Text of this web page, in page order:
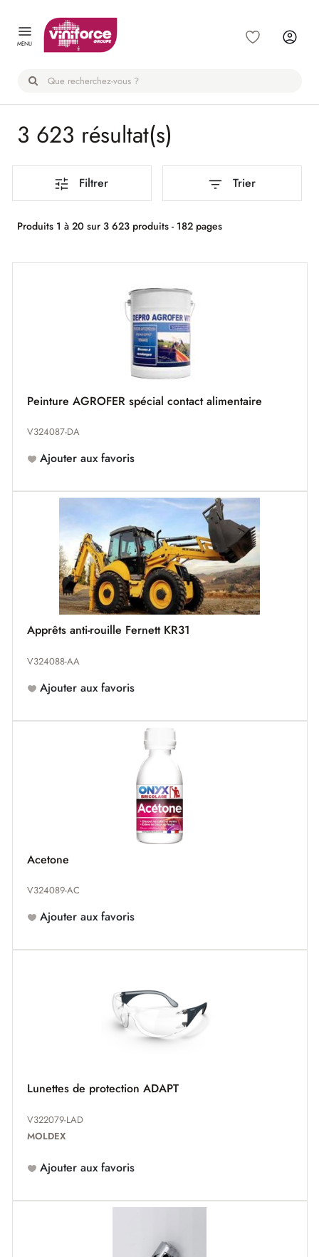
MENU
3 623 résultat(s)
Filtrer Trier
Produits 1 à 20 sur 3 623 produits - 182 pages
Peinture AGROFER spécial contact alimentaire
V324087-DA
Ajouter aux favoris
Apprêts anti-rouille Fernett KR31
V324088-AA
Ajouter aux favoris
Acetone
V324089-AC
Ajouter aux favoris
Lunettes de protection ADAPT
V322079-LAD
MOLDEX
Ajouter aux favoris